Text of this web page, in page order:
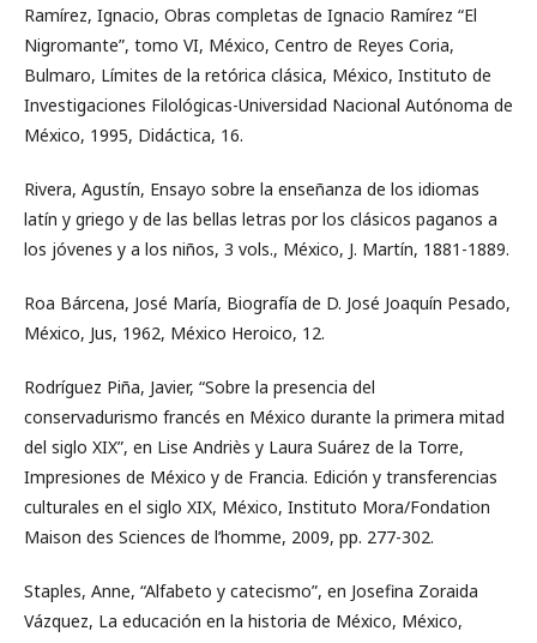
Ramírez, Ignacio, Obras completas de Ignacio Ramírez “El
Nigromante”, tomo VI, México, Centro de Reyes Coria,
Bulmaro, Límites de la retórica clásica, México, Instituto de
Investigaciones Filológicas-Universidad Nacional Autónoma de
México, 1995, Didáctica, 16.
Rivera, Agustín, Ensayo sobre la enseñanza de los idiomas
latín y griego y de las bellas letras por los clásicos paganos a
los jóvenes y a los niños, 3 vols., México, J. Martín, 1881-1889.
Roa Bárcena, José María, Biografía de D. José Joaquín Pesado,
México, Jus, 1962, México Heroico, 12.
Rodríguez Piña, Javier, “Sobre la presencia del
conservadurismo francés en México durante la primera mitad
del siglo XIX”, en Lise Andriès y Laura Suárez de la Torre,
Impresiones de México y de Francia. Edición y transferencias
culturales en el siglo XIX, México, Instituto Mora/Fondation
Maison des Sciences de l’homme, 2009, pp. 277-302.
Staples, Anne, “Alfabeto y catecismo”, en Josefina Zoraida
Vázquez, La educación en la historia de México, México,